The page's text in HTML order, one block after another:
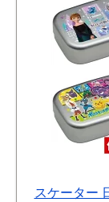
スケーター